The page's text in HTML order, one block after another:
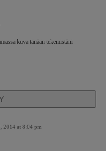
kuva tänään tekemistäni
2014 at 8:04 pm